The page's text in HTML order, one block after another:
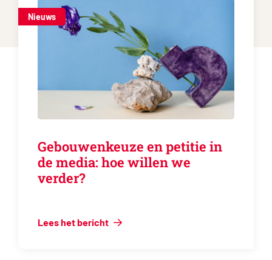
Nieuws
Gebouwenkeuze en petitie in
de media: hoe willen we
verder?
Lees het bericht